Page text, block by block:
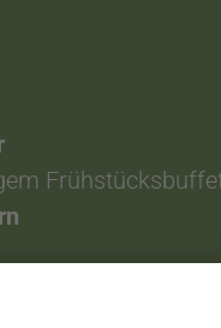
Minuten per